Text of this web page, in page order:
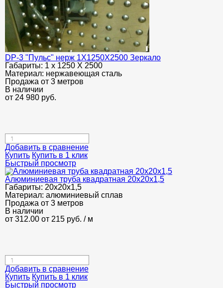
DP-3 "Пульс" нерж 1Х1250Х2500 Зеркало
Габариты: 1 х 1250 Х 2500
Материал: нержавеющая сталь
Продажа от 3 метров
В наличии
от 24 980 руб.
Добавить в сравнение
Купить Купить в 1 клик
Быстрый просмотр
Алюминиевая труба квадратная 20х20х1,5
Габариты: 20х20х1,5
Материал: алюминиевый сплав
Продажа от 3 метров
В наличии
от 312.00 от 215 руб. / м
Добавить в сравнение
Купить Купить в 1 клик
Быстрый просмотр